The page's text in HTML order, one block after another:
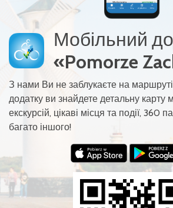
Мобільний
«Pomorze
З нами Ви не заблукаєте на
додатку ви знайдете детальну карту
екскурсій, цікаві місця та події, 360
багато іншого!